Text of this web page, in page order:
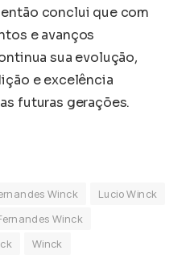
conclui que com
e avanços
sua evolução,
e excelência
futuras gerações.
Winck
Lucio Winck
Winck
Winck